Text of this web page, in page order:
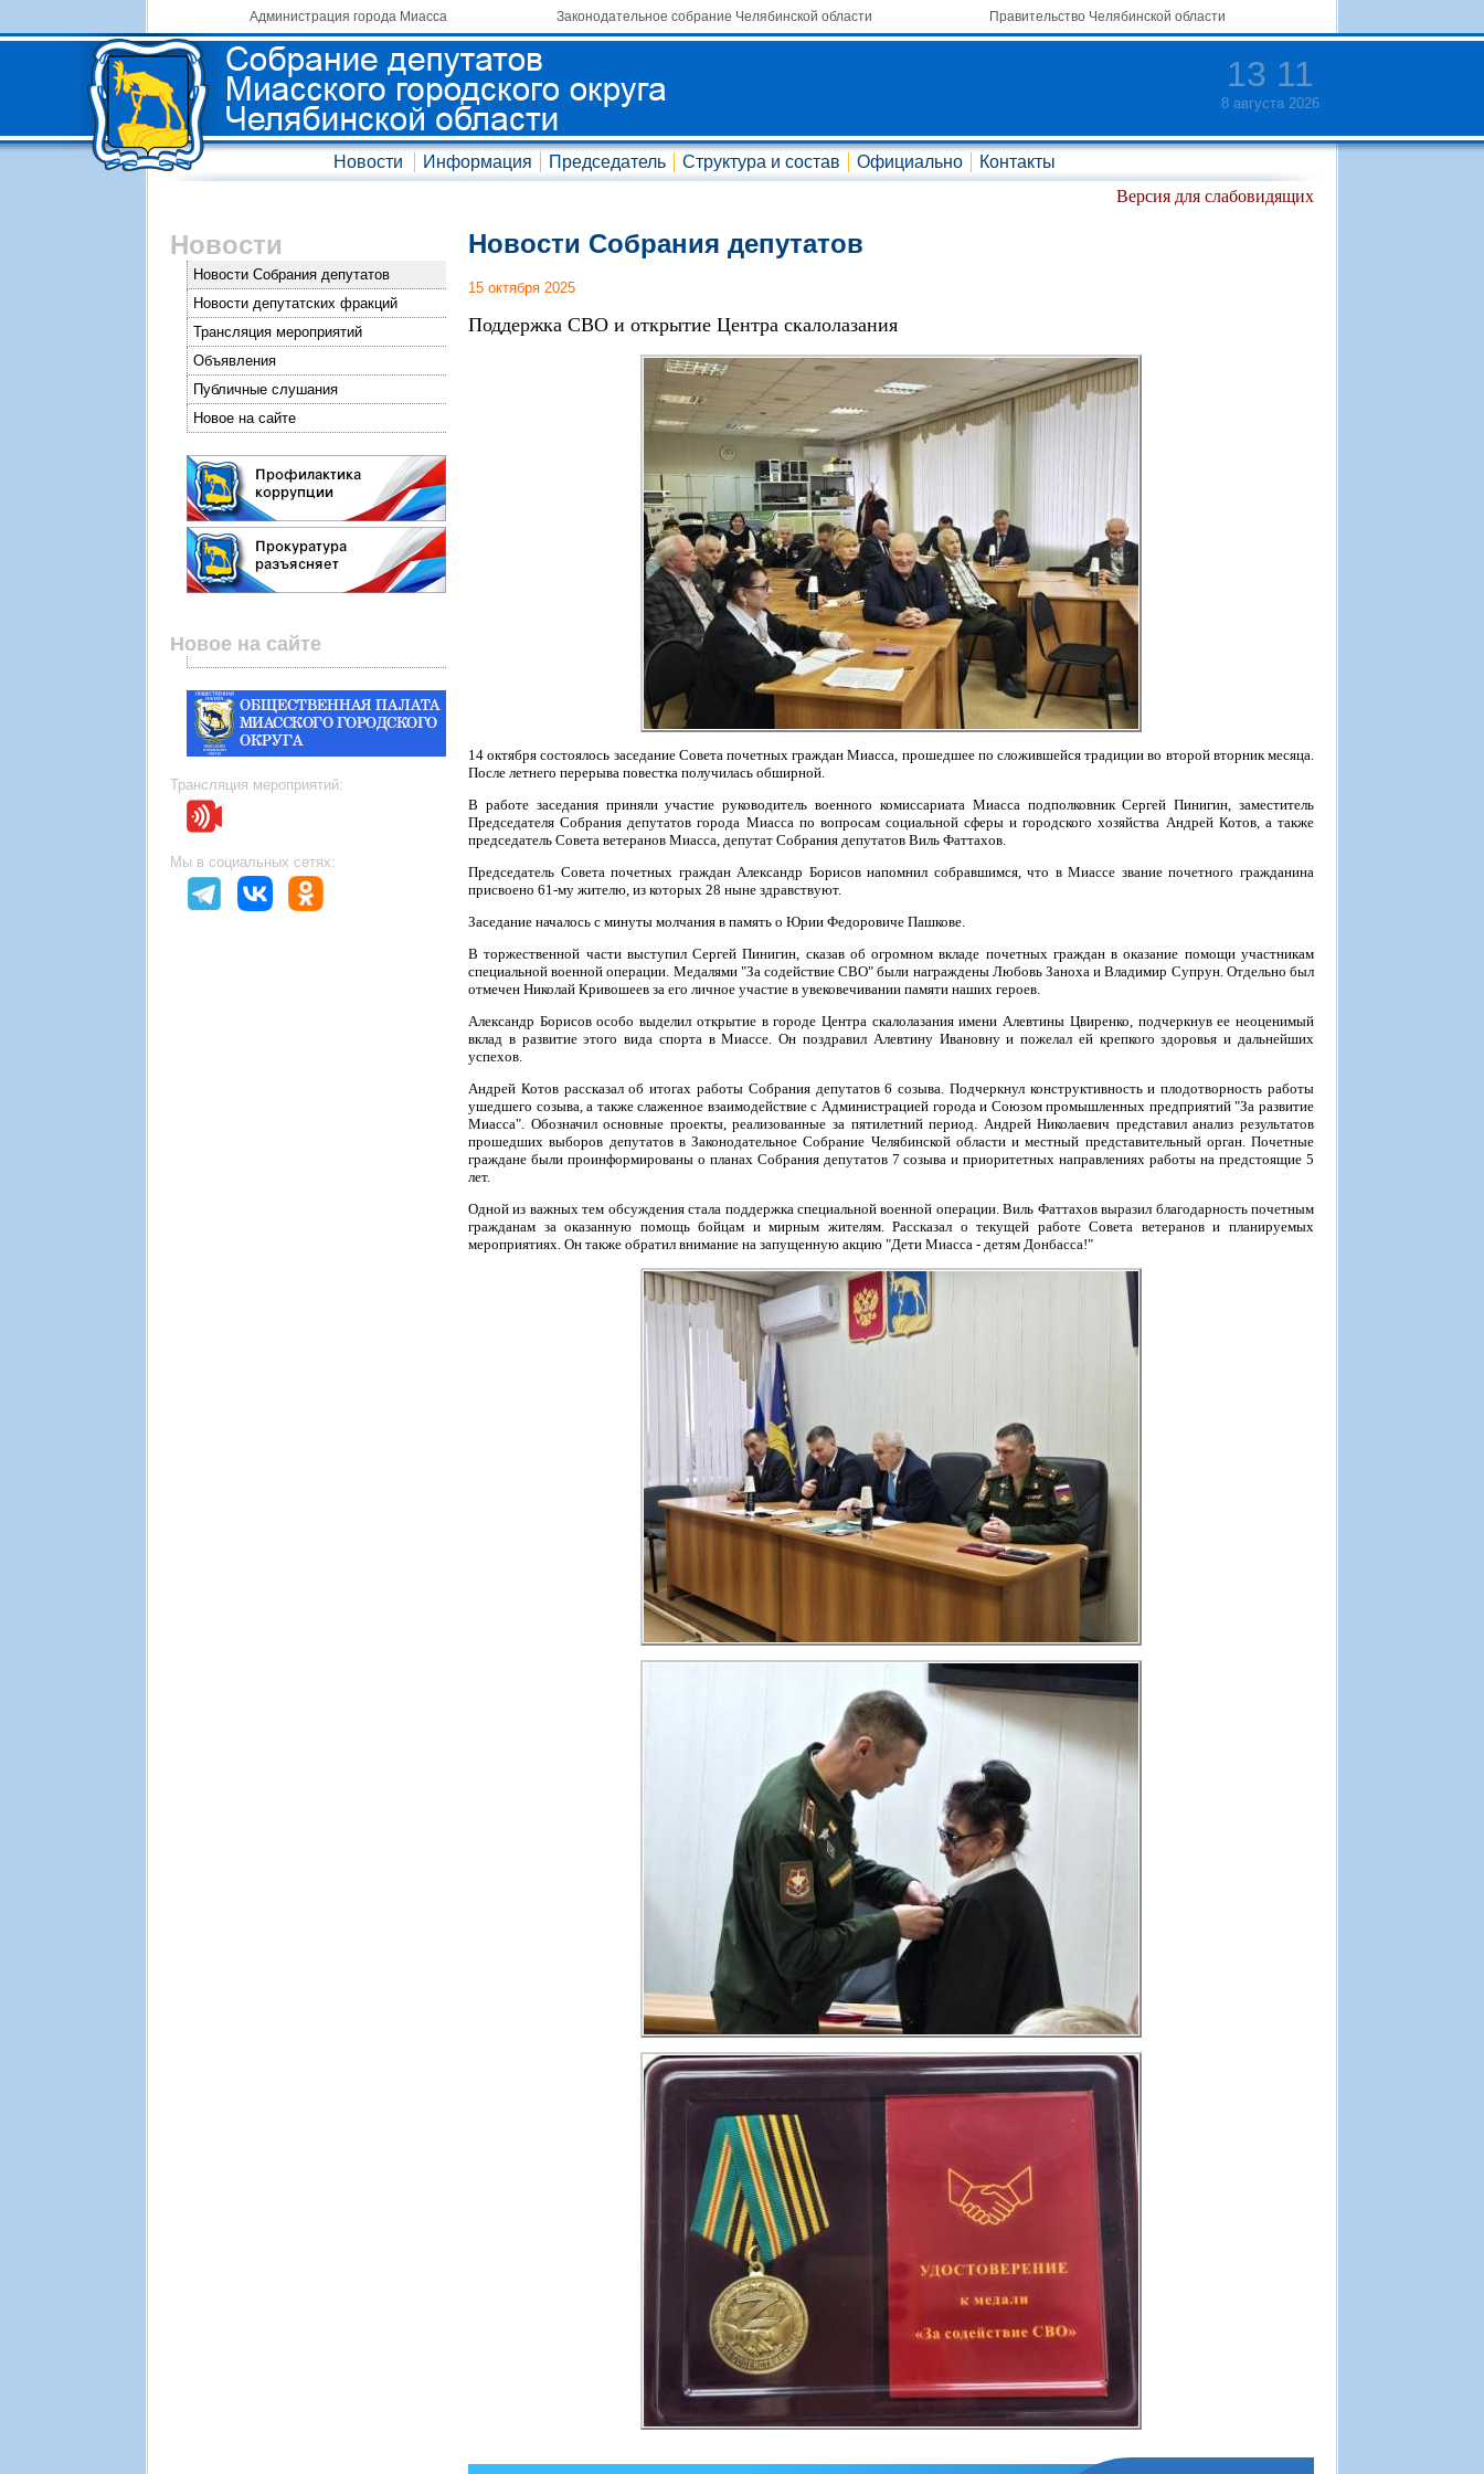
Администрация города Миасса Законодательное собрание Челябинской области Правительство Челябинской области
13 11
8 августа 2026
Новости Информация Председатель Структура и состав Официально
Контакты
Версия для слабовидящих
Новости
Новости Собрания депутатов
Новости депутатских фракций
Трансляция мероприятий
Объявления
Публичные слушания
Новое на сайте
Новое на сайте
Трансляция мероприятий:
Мы в социальных сетях:
Новости Собрания депутатов
15 октября 2025
Поддержка СВО и открытие Центра скалолазания
14 октября состоялось заседание Совета почетных граждан Миасса, прошедшее по сложившейся традиции во второй вторник месяца.
После летнего перерыва повестка получилась обширной.
В работе заседания приняли участие руководитель военного комиссариата Миасса подполковник Сергей Пинигин, заместитель
Председателя Собрания депутатов города Миасса по вопросам социальной сферы и городского хозяйства Андрей Котов, а также
председатель Совета ветеранов Миасса, депутат Собрания депутатов Виль Фаттахов.
Председатель Совета почетных граждан Александр Борисов напомнил собравшимся, что в Миассе звание почетного гражданина
присвоено 61-му жителю, из которых 28 ныне здравствуют.
Заседание началось с минуты молчания в память о Юрии Федоровиче Пашкове.
В торжественной части выступил Сергей Пинигин, сказав об огромном вкладе почетных граждан в оказание помощи участникам
специальной военной операции. Медалями "За содействие СВО" были награждены Любовь Заноха и Владимир Супрун. Отдельно был
отмечен Николай Кривошеев за его личное участие в увековечивании памяти наших героев.
Александр Борисов особо выделил открытие в городе Центра скалолазания имени Алевтины Цвиренко, подчеркнув ее неоценимый
вклад в развитие этого вида спорта в Миассе. Он поздравил Алевтину Ивановну и пожелал ей крепкого здоровья и дальнейших
успехов.
Андрей Котов рассказал об итогах работы Собрания депутатов 6 созыва. Подчеркнул конструктивность и плодотворность работы
ушедшего созыва, а также слаженное взаимодействие с Администрацией города и Союзом промышленных предприятий "За развитие
Миасса". Обозначил основные проекты, реализованные за пятилетний период. Андрей Николаевич представил анализ результатов
прошедших выборов депутатов в Законодательное Собрание Челябинской области и местный представительный орган. Почетные
граждане были проинформированы о планах Собрания депутатов 7 созыва и приоритетных направлениях работы на предстоящие 5
лет.
Одной из важных тем обсуждения стала поддержка специальной военной операции. Виль Фаттахов выразил благодарность почетным
гражданам за оказанную помощь бойцам и мирным жителям. Рассказал о текущей работе Совета ветеранов и планируемых
мероприятиях. Он также обратил внимание на запущенную акцию "Дети Миасса - детям Донбасса!"